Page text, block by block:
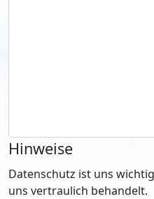
Hinweise
Datenschutz ist uns
uns vertraulich behandelt.